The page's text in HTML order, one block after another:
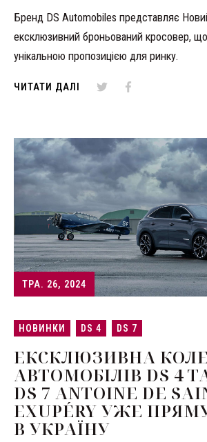
Бренд DS Automobiles представляє
ексклюзивний броньований кросовер,
унікальною пропозицією для ринку.
ЧИТАТИ ДАЛІ
ТРА. 26, 2024
НОВИНКИ DS 4 DS 7
ЕКСКЛЮЗИВНА
АВТОМОБІЛІВ DS 4
DS 7 ANTOINE DE
EXUPÉRY УЖЕ
В УКРАЇНУ